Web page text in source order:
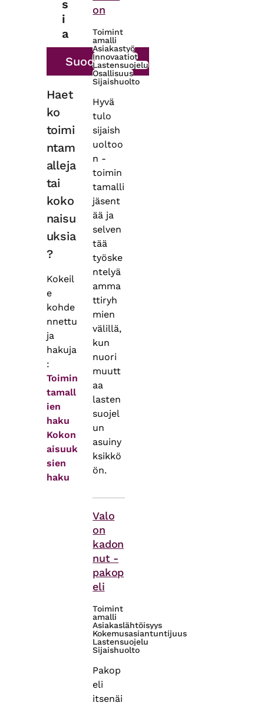
s
i
a
Haet
ko
toimi
ntam
alleja
tai
koko
naisu
uksia
?
Kokeil
e
kohde
nnettu
ja
hakuja
:
Toimin
tamall
ien
haku
Kokon
aisuuk
sien
haku
on
Toimint
amalli
Asiakastyö
Innovaatiot
Lastensuojelu
Osallisuus
Sijaishuolto
Hyvä
tulo
sijaish
uoltoo
n -
toimin
tamalli
jäsent
ää ja
selven
tää
työske
ntelyä
amma
ttiryh
mien
välillä,
kun
nuori
muutt
aa
lasten
suojel
un
asuiny
ksikkö
ön.
Valo
on
kadon
nut -
pakop
eli
Toimint
amalli
Asiakaslähtöisyys
Kokemusasiantuntijuus
Lastensuojelu
Sijaishuolto
Pakop
eli
itsenäi